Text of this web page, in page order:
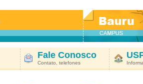
Fale Conosco
Contato, telefones